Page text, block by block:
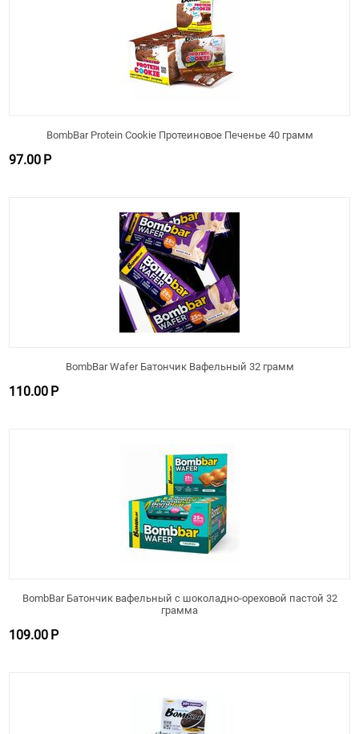
BombBar Protein Cookie Протеиновое Печенье 40 грамм
97.00 Р
BombBar Wafer Батончик Вафельный 32 грамм
110.00 Р
BombBar Батончик вафельный с шоколадно-ореховой пастой 32
грамма
109.00 Р